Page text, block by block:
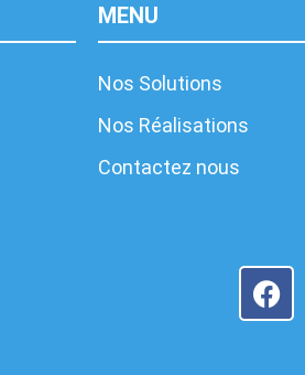
MENU
Nos Solutions
Nos Réalisations
Contactez nous